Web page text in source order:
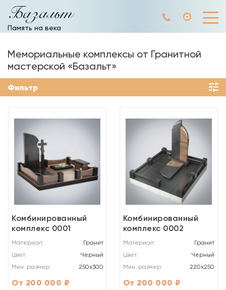
Базальт
Память на века
Мемориальные комплексы от Гранитной
мастерской «Базальт»
Фильтр
Комбинированный
комплекс 0001
Материал:
Гранит
Цвет:
Черный
Мин. размер:
250x300
От 200 000 ₽
Комбинированный
комплекс 0002
Материал:
Гранит
Цвет:
Черный
Мин. размер:
220х250
От 200 000 ₽